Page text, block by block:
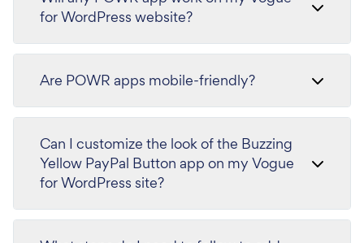
for WordPress website?
Are POWR apps mobile-friendly?
Can I customize the look of the Buzzing
Yellow PayPal Button app on my Vogue
for WordPress site?